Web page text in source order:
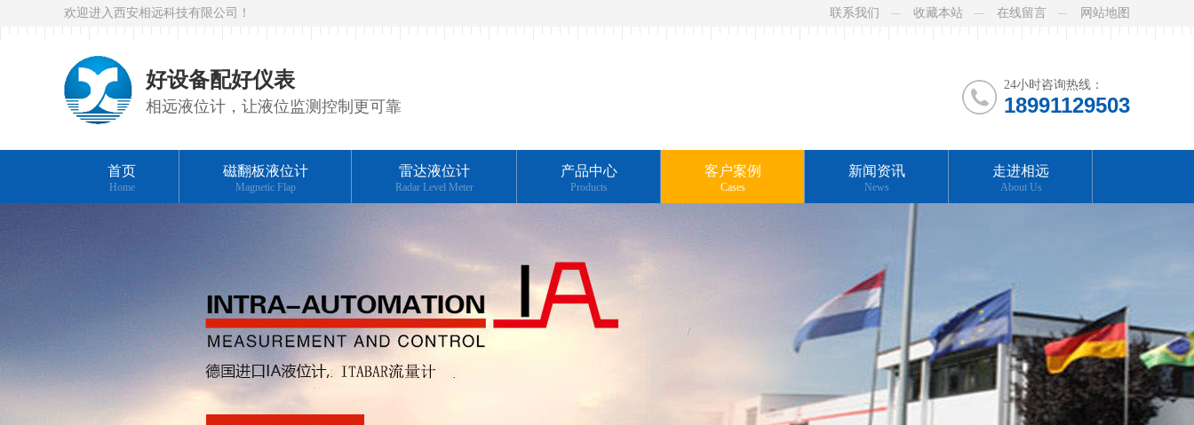
联系我们 收藏本站 在线留言 网站地图
欢迎进入西安相远科技有限公司！
24小时咨询热线：
18991129503
好设备配好仪表
相远液位计，让液位监测控制更可靠
首页
Home
磁翻板液位计
Magnetic Flap
雷达液位计
Radar Level Meter
产品中心
Products
客户案例
Cases
新闻资讯
News
走进相远
About Us